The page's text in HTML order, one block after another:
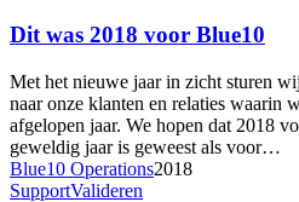
2018
voor
Blue10
Dit was 2018 voor Blue10
Met het nieuwe jaar in zicht sturen
naar onze klanten en relaties waarin
afgelopen jaar. We hopen dat 2018
geweldig jaar is geweest als voor…
Blue10 Operations2018
Vanuit
SupportValideren